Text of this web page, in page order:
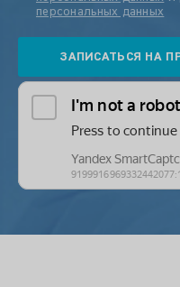
персональных данных